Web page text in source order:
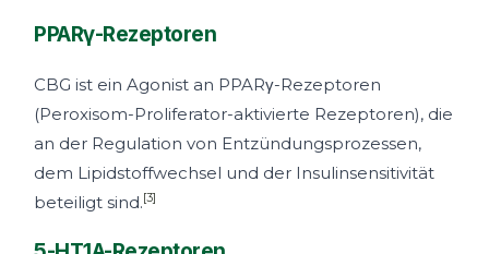
PPARγ-Rezeptoren
CBG ist ein Agonist an PPARγ-Rezeptoren
(Peroxisom-Proliferator-aktivierte Rezeptoren), die
an der Regulation von Entzündungsprozessen,
dem Lipidstoffwechsel und der Insulinsensitivität
beteiligt sind.[3]